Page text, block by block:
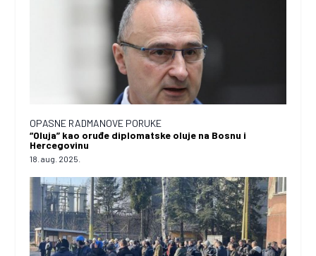
OPASNE RADMANOVE PORUKE
“Oluja” kao oruđe diplomatske oluje na Bosnu i
Hercegovinu
18. aug. 2025.